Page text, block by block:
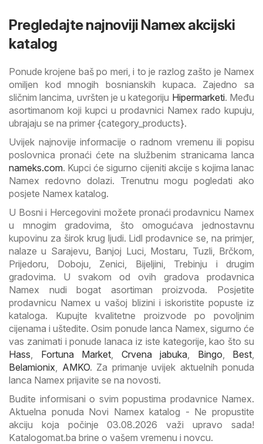
Pregledajte najnoviji Namex akcijski
katalog
Ponude krojene baš po meri, i to je razlog zašto je Namex
omiljen kod mnogih bosnianskih kupaca. Zajedno sa
sličnim lancima, uvršten je u kategoriju Hipermarketi. Među
asortimanom koji kupci u prodavnici Namex rado kupuju,
ubrajaju se na primer {category_products}.
Uvijek najnovije informacije o radnom vremenu ili popisu
poslovnica pronaći ćete na službenim stranicama lanca
nameks.com. Kupci će sigurno cijeniti akcije s kojima lanac
Namex redovno dolazi. Trenutnu mogu pogledati ako
posjete Namex katalog.
U Bosni i Hercegovini možete pronaći prodavnicu Namex
u mnogim gradovima, što omogućava jednostavnu
kupovinu za širok krug ljudi. Lidl prodavnice se, na primjer,
nalaze u Sarajevu, Banjoj Luci, Mostaru, Tuzli, Brčkom,
Prijedoru, Doboju, Zenici, Bijeljini, Trebinju i drugim
gradovima. U svakom od ovih gradova prodavnica
Namex nudi bogat asortiman proizvoda. Posjetite
prodavnicu Namex u vašoj blizini i iskoristite popuste iz
kataloga. Kupujte kvalitetne proizvode po povoljnim
cijenama i uštedite. Osim ponude lanca Namex, sigurno će
vas zanimati i ponude lanaca iz iste kategorije, kao što su
Hass
Fortuna Market Crvena jabuka Bingo Best
Belamionix
AMKO. Za primanje uvijek aktuelnih ponuda
lanca Namex prijavite se na novosti.
Budite informisani o svim popustima prodavnice Namex.
Aktuelna ponuda Novi Namex katalog - Ne propustite
akciju koja počinje 03.08.2026 važi upravo sada!
Katalogomat.ba brine o vašem vremenu i novcu.